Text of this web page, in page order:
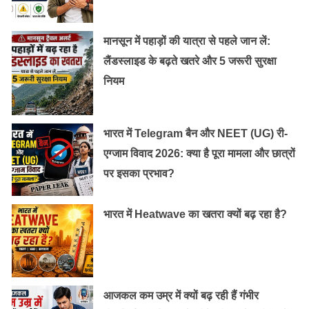
मौके का फायदा उठाते हुए ललिता ने प्रतियोगिता में हिस्सा भी लिया
और जीत भी हासिल की।इनाम की राशि में से सबकुछ काटने के
बाद, उन्हें हाथ में 7 लाख रुपये मिले। ललिता ने रेस्तरां में 6 लाख
रुपये का निवेश किया और बाकी की बची राशि को उन्होंने रिज़र्व फंड
के रुप में अलग रखा है।
यह भी पढ़ें:दवा में ‘ब्रांड’ के नाम पर लूट का काला कारोबार
मानसून में पहाड़ों की यात्रा से पहले जान लें:
लैंडस्लाइड के बढ़ते खतरे और 5 जरूरी सुरक्षा
नियम
भारत में Telegram बैन और NEET (UG) री-
एग्जाम विवाद 2026: क्या है पूरा मामला और छात्रों
पर इसका प्रभाव?
भारत में Heatwave का खतरा क्यों बढ़ रहा है?
आजकल कम उम्र में क्यों बढ़ रही हैं गंभीर